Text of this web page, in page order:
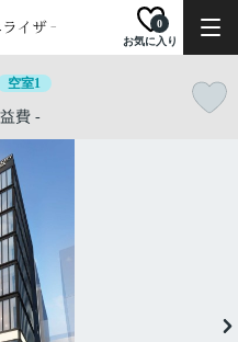
お気に入り
0
空室1
費 -